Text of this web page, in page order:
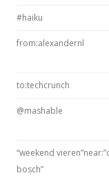
#haiku
from:alexandernl
to:techcrunch
@mashable
“weekend
bosch”